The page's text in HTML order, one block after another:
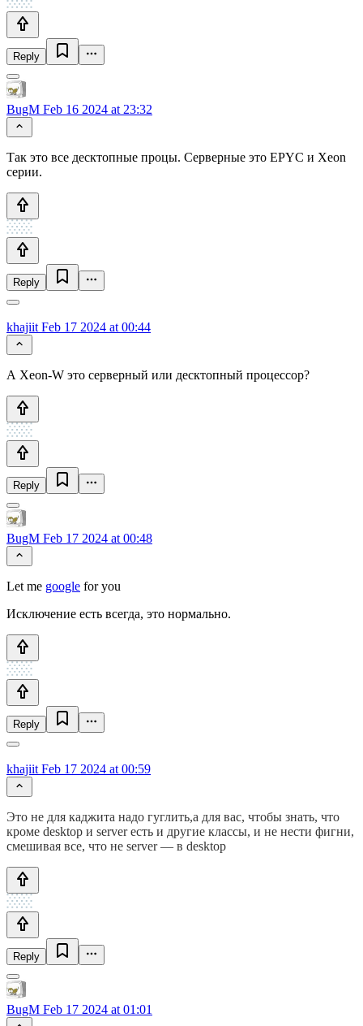
Reply
BugM Feb 16 2024 at 23:32
Так это все десктопные процы. Серверные это EPYC и Xeon
серии.
Reply
khajiit Feb 17 2024 at 00:44
А Xeon-W это серверный или десктопный процессор?
Reply
BugM Feb 17 2024 at 00:48
Let me google for you
Исключение есть всегда, это нормально.
Reply
khajiit Feb 17 2024 at 00:59
Это не для каджита надо гуглить,а для вас, чтобы знать, что
кроме desktop и server есть и другие классы, и не нести фигни,
смешивая все, что не server — в desktop
Reply
BugM Feb 17 2024 at 01:01